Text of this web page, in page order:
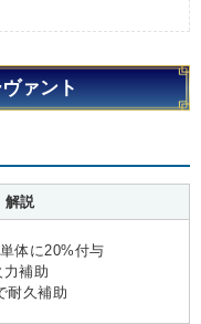
ァント
解説
体に20%付与
補助
耐久補助